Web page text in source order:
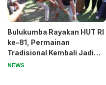
Bulukumba Rayakan HUT RI
ke-81, Permainan
Tradisional Kembali Jadi
Magnet
NEWS